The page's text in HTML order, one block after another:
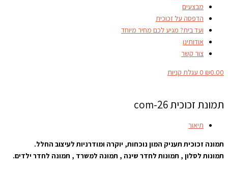
מבצעים
הדפסה על זכוכית
ועד בית? מגיע לכם מחיר מיוחד
אודותינו
צור קשר
₪0.00
0 עגלת קניות
תמונת זכוכית com-26
תיאור
תמונה זכוכית תעניק המון נוכחות, יוקרה ומודרניות לעיצוב החלל.
תמונות לסלון , תמונות לחדר שינה , תמונה למשרד , תמונה לחדר ילדים.